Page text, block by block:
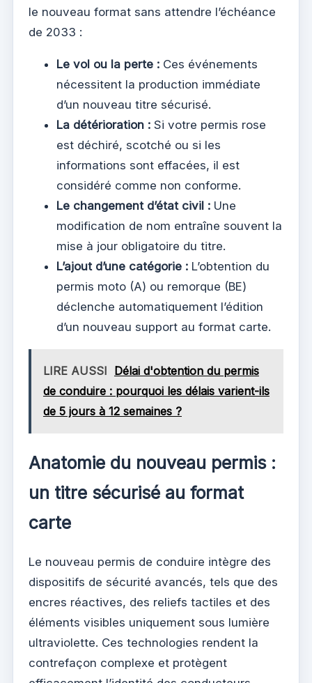
le nouveau format sans attendre l’échéance
de 2033 :
Le vol ou la perte : Ces événements
nécessitent la production immédiate
d’un nouveau titre sécurisé.
La détérioration : Si votre permis rose
est déchiré, scotché ou si les
informations sont effacées, il est
considéré comme non conforme.
Le changement d’état civil : Une
modification de nom entraîne souvent la
mise à jour obligatoire du titre.
L’ajout d’une catégorie : L’obtention du
permis moto (A) ou remorque (BE)
déclenche automatiquement l’édition
d’un nouveau support au format carte.
LIRE AUSSI Délai d'obtention du permis
de conduire : pourquoi les délais varient-ils
de 5 jours à 12 semaines ?
Anatomie du nouveau permis :
un titre sécurisé au format
carte
Le nouveau permis de conduire intègre des
dispositifs de sécurité avancés, tels que des
encres réactives, des reliefs tactiles et des
éléments visibles uniquement sous lumière
ultraviolette. Ces technologies rendent la
contrefaçon complexe et protègent